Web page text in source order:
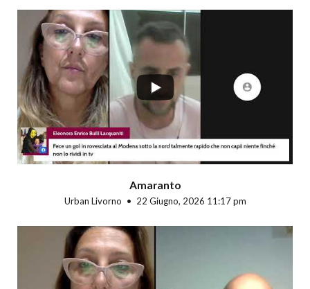
Amaranto
Urban Livorno 22 Giugno, 2026 11:17 pm